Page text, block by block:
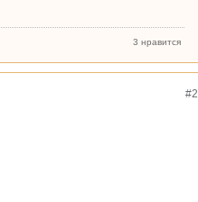
3 нравится
#2